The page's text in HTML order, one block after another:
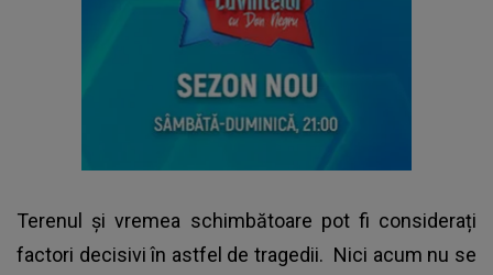
Terenul și vremea schimbătoare pot fi considerați
factori decisivi în astfel de tragedii. Nici acum nu se